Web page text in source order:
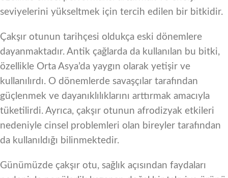
seviyelerini yükseltmek için tercih edilen bir bitkidir.
Çakşır otunun tarihçesi oldukça eski dönemlere
dayanmaktadır. Antik çağlarda da kullanılan bu bitki,
özellikle Orta Asya’da yaygın olarak yetişir ve
kullanılırdı. O dönemlerde savaşçılar tarafından
güçlenmek ve dayanıklılıklarını arttırmak amacıyla
tüketilirdi. Ayrıca, çakşır otunun afrodizyak etkileri
nedeniyle cinsel problemleri olan bireyler tarafından
da kullanıldığı bilinmektedir.
Günümüzde çakşır otu, sağlık açısından faydaları